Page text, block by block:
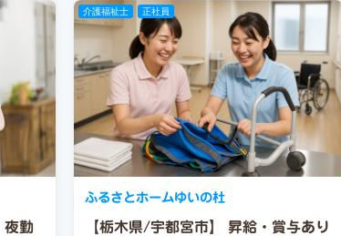
夜勤
介護福祉士 正社員
【栃木県/宇都宮市】
昇給・賞与あり
ふるさとホームゆいの杜